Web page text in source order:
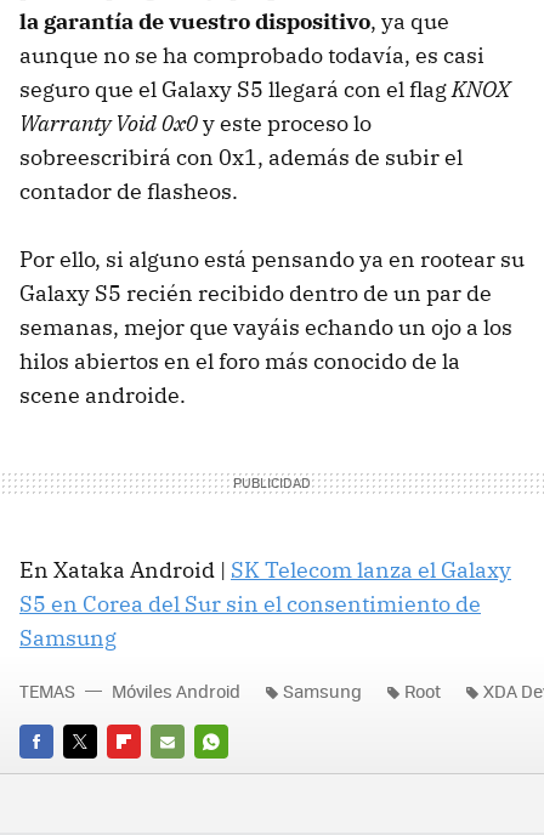
la garantía de vuestro dispositivo, ya que
aunque no se ha comprobado todavía, es casi
seguro que el Galaxy S5 llegará con el flagKNOX
Warranty Void 0x0y este proceso lo
sobreescribirá con 0x1, además de subir el
contador de flasheos.
Por ello, si alguno está pensando ya en rootear su
Galaxy S5 recién recibido dentro de un par de
semanas, mejor que vayáis echando un ojo a los
hilos abiertos en el foro más conocido de la
scene androide.
En Xataka Android | SK Telecom lanza el Galaxy
S5 en Corea del Sur sin el consentimiento de
Samsung
FACEBOOK
TWITTERFLIPBOARD
E-
WHATSAPP
TEMAS Móviles Android Samsung Root XDA